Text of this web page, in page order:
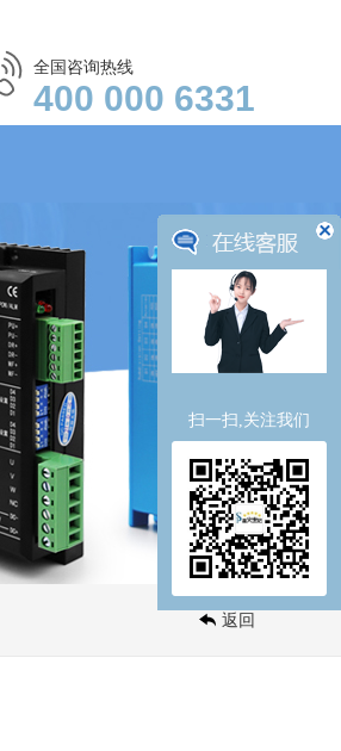
全国咨询热线
400 000 6331
返回
扫一扫,关注我们